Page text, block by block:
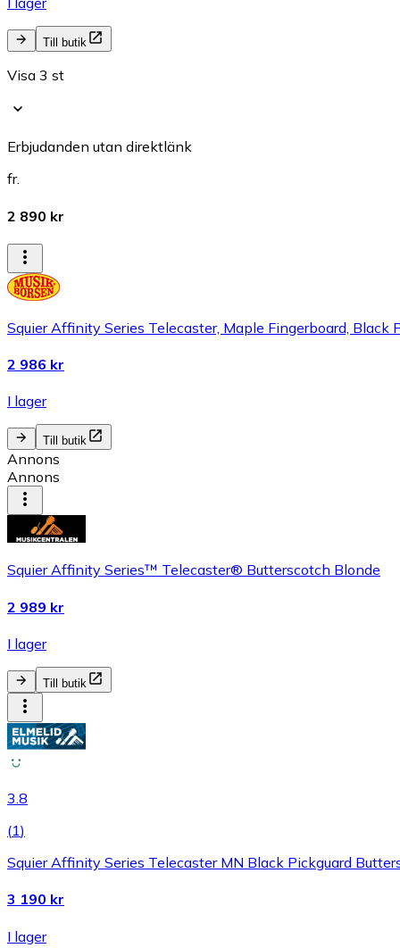
Till butik
Visa 3 st
Erbjudanden utan direktlänk
fr.
2 890 kr
Squier Affinity Series Telecaster, Maple Fingerboard, Black
2 986 kr
I lager
Till butik
Annons
Annons
Squier Affinity Series™ Telecaster® Butterscotch Blonde
2 989 kr
I lager
Till butik
3.8
(1)
Squier Affinity Series Telecaster MN Black Pickguard
3 190 kr
I lager